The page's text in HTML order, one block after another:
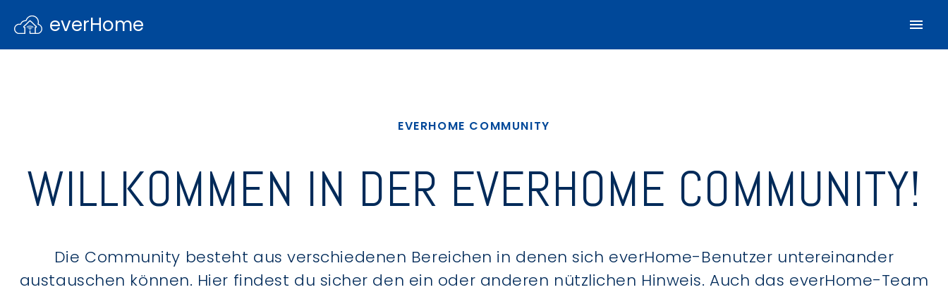
everHome
EVERHOME COMMUNITY
WILLKOMMEN IN DER EVERHOME COMMUNITY!
Die Community besteht aus verschiedenen Bereichen in denen sich everHome-Benutzer untereinander
austauschen können. Hier findest du sicher den ein oder anderen nützlichen Hinweis. Auch das everHome-Team